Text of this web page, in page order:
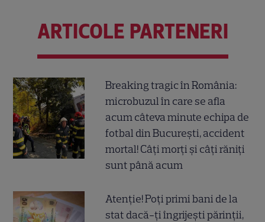
ARTICOLE PARTENERI
Breaking tragic în România:
microbuzul în care se afla
acum câteva minute echipa de
fotbal din București, accident
mortal! Câți morți și câți răniți
sunt până acum
Atenție! Poți primi bani de la
stat dacă-ți îngrijești părinții,